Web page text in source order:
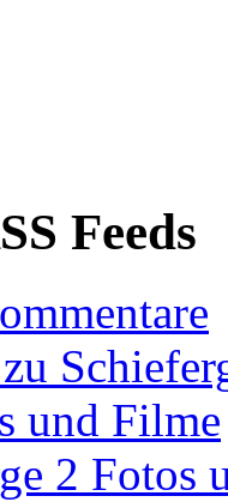
Feeds
und Filme
2 Fotos